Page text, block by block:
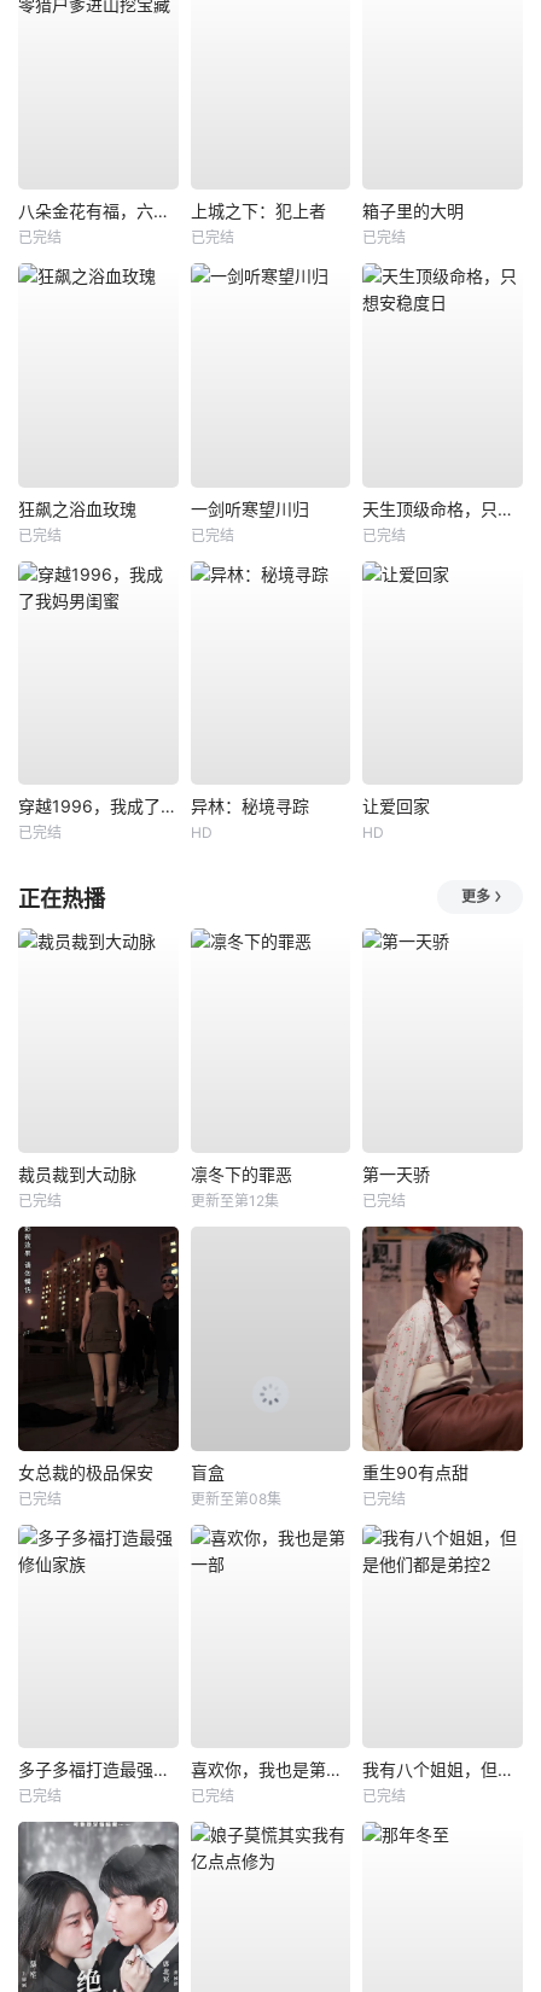
八朵金花有福，六零猎户爹进山挖宝藏
已完结
上城之下：犯上者
已完结
箱子里的大明
已完结
狂飙之浴血玫瑰
已完结
一剑听寒望川归
已完结
天生顶级命格，只想安稳度日
已完结
穿越1996，我成了我妈男闺蜜
已完结
异林：秘境寻踪
HD
让爱回家
HD
正在热播 更多
裁员裁到大动脉
已完结
凛冬下的罪恶
更新至第12集
第一天骄
已完结
女总裁的极品保安
已完结
盲盒
更新至第08集
重生90有点甜
已完结
多子多福打造最强修仙家族
已完结
喜欢你，我也是第一部
已完结
我有八个姐姐，但是他们都是弟控2
已完结